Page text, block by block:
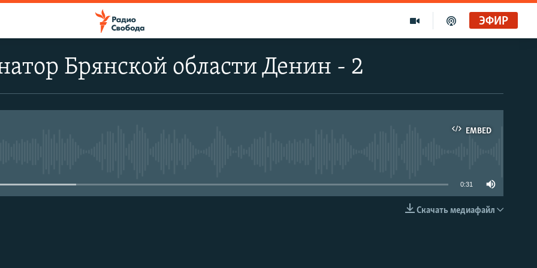
ЭФИР
Брянской области Денин - 2
EMBED
EMBED
0:31
Скачать медиафайл